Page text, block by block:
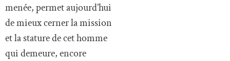
menée, permet aujourd’hui
de mieux cerner la mission
et la stature de cet homme
qui demeure, encore